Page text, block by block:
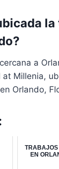
la
a
Millenia,
Orlando,
TRABAJOS
EN